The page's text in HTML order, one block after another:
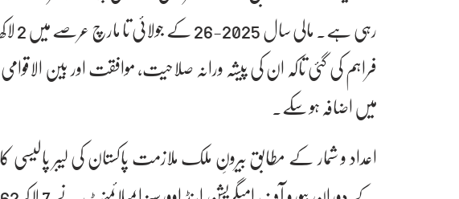
فراہم کی گئی تاکہ ان کی پیشہ ورانہ صلاحیت، موافقت اور بین
میں اضافہ ہو سکے۔